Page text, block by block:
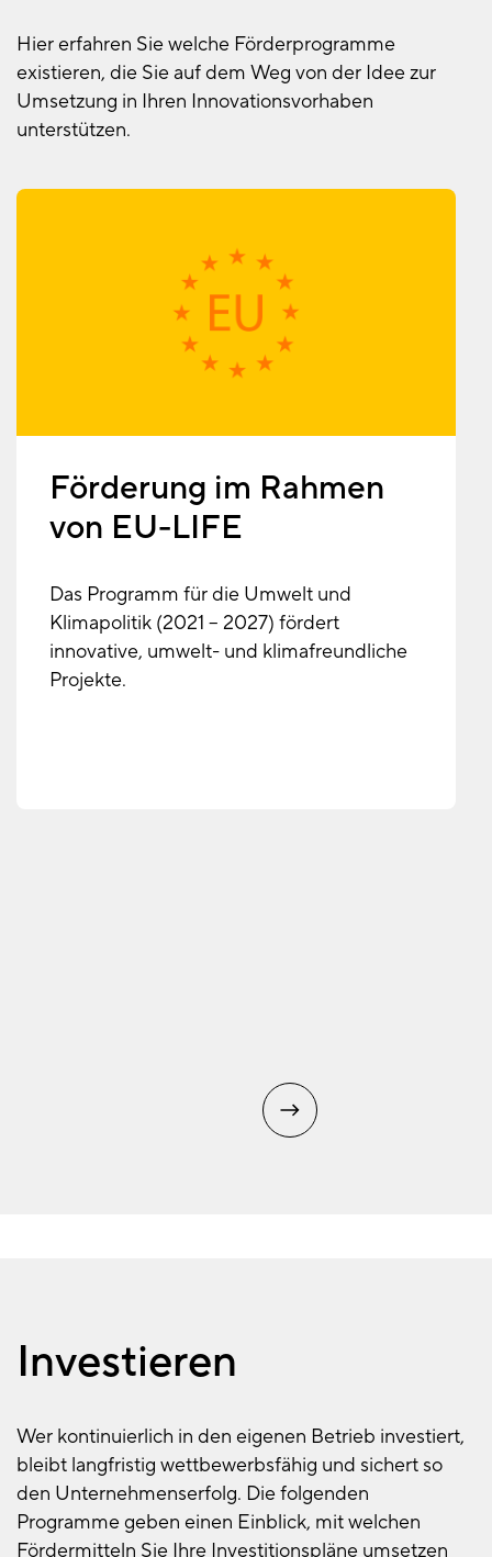
Hier erfahren Sie welche Förderprogramme
existieren, die Sie auf dem Weg von der Idee zur
Umsetzung in Ihren Innovationsvorhaben
unterstützen.
Förderung im Rahmen
von EU-LIFE
Das Programm für die Umwelt und
Klimapolitik (2021 – 2027) fördert
innovative, umwelt- und klimafreundliche
Projekte.
Investieren
Wer kontinuierlich in den eigenen Betrieb investiert,
bleibt langfristig wettbewerbsfähig und sichert so
den Unternehmenserfolg. Die folgenden
Programme geben einen Einblick, mit welchen
Fördermitteln Sie Ihre Investitionspläne umsetzen